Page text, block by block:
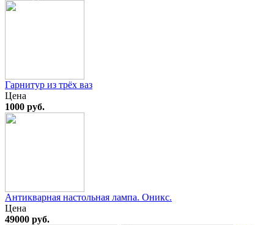
Гарнитур из трёх ваз
Цена
1000 руб.
Антикварная настольная лампа. Оникс.
Цена
49000 руб.